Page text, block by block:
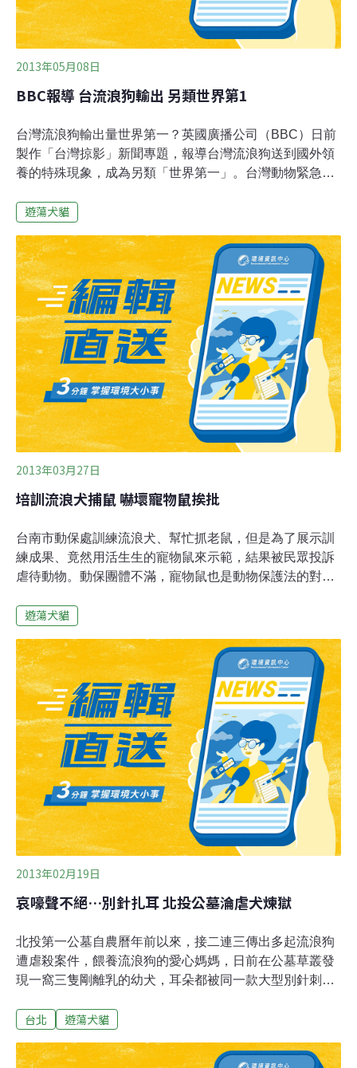
讓孩子離開視線及照顧範圍。
2013年05月08日
BBC報導 台流浪狗輸出 另類世界第1
台灣流浪狗輸出量世界第一？英國廣播公司（BBC）日前
製作「台灣掠影」新聞專題，報導台灣流浪狗送到國外領
養的特殊現象，成為另類「世界第一」。台灣動物緊急搶
流浪狗不夠友善，國人應該藉此自省。BBC中文網上周以
外領養幕後隱藏的種種問題。報導內容雖特別提到總統馬
英九養的「馬小九」原本也是流浪狗，還說馬總統經常自
嘲，馬小九在家裡地位比他還高。但內文還是指出，台灣
《動物保護法》雖堪稱嚴格，但流浪狗受虐問題還是很嚴
重，迫使動保團體不得不把送到美加和德國等地，讓愛狗
人士領養。BBC引述倪京台說法，國內動保團體把救回流
浪狗送到國外，主要是因為台灣大多是公寓住宅，領養環
境欠佳。報導並指出許多飼主在逗弄寵物時，好像是一家
人，但是當寵物生病、受傷、甚至小孩長大或搬家時，都
成為飼主遺棄不顧的理由，造成流浪狗滿街跑，
遊蕩犬貓
2013年03月27日
培訓流浪犬捕鼠 嚇壞寵物鼠挨批
台南市動保處訓練流浪犬、幫忙抓老鼠，但是為了展示訓
練成果、竟然用活生生的寵物鼠來示範，結果被民眾投訴
虐待動物。動保團體不滿，寵物鼠也是動物保護法的對
他們感到相當遺憾，對此，台南市動保處長表示，造成社
犬已受訓一段時間，對於假鼠較不感興趣，才會用真鼠示
範，強調不會讓寵物鼠受傷害，未來將會改進。
遊蕩犬貓
2013年02月19日
哀嚎聲不絕…別針扎耳 北投公墓淪虐犬煉獄
北投第一公墓自農曆年前以來，接二連三傳出多起流浪狗
遭虐殺案件，餵養流浪狗的愛心媽媽，日前在公墓草叢發
現一窩三隻剛離乳的幼犬，耳朵都被同一款大型別針刺
治。北投第一公墓緊鄰陽明山區，長年有大批流浪狗聚
因位處偏僻，竟淪為虐犬天堂。二月初，一名男子持瓦斯
台北 遊蕩犬貓